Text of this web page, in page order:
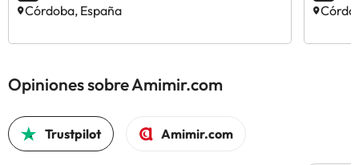
Córdoba, España
Opiniones sobre Amimir.com
Trustpilot Amimir.com